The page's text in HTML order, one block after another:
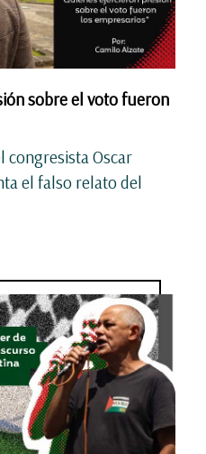
sobre el voto fueron
congresista Oscar
el falso relato del